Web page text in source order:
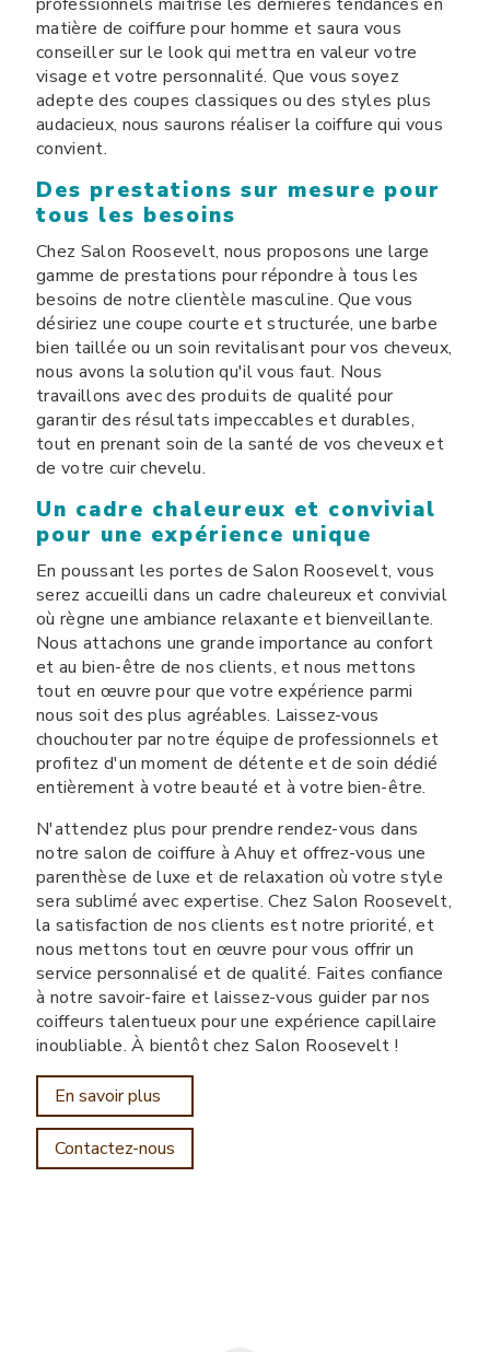
matière de coiffure pour homme et saura vous
conseiller sur le look qui mettra en valeur votre
visage et votre personnalité. Que vous soyez
adepte des coupes classiques ou des styles plus
audacieux, nous saurons réaliser la coiffure qui vous
convient.
Des prestations sur mesure pour
tous les besoins
Chez Salon Roosevelt, nous proposons une large
gamme de prestations pour répondre à tous les
besoins de notre clientèle masculine. Que vous
désiriez une coupe courte et structurée, une barbe
bien taillée ou un soin revitalisant pour vos cheveux,
nous avons la solution qu'il vous faut. Nous
travaillons avec des produits de qualité pour
garantir des résultats impeccables et durables,
tout en prenant soin de la santé de vos cheveux et
de votre cuir chevelu.
Un cadre chaleureux et convivial
pour une expérience unique
En poussant les portes de Salon Roosevelt, vous
serez accueilli dans un cadre chaleureux et convivial
où règne une ambiance relaxante et bienveillante.
Nous attachons une grande importance au confort
et au bien-être de nos clients, et nous mettons
tout en œuvre pour que votre expérience parmi
nous soit des plus agréables. Laissez-vous
chouchouter par notre équipe de professionnels et
profitez d'un moment de détente et de soin dédié
entièrement à votre beauté et à votre bien-être.
N'attendez plus pour prendre rendez-vous dans
notre salon de coiffure à Ahuy et offrez-vous une
parenthèse de luxe et de relaxation où votre style
sera sublimé avec expertise. Chez Salon Roosevelt,
la satisfaction de nos clients est notre priorité, et
nous mettons tout en œuvre pour vous offrir un
service personnalisé et de qualité. Faites confiance
à notre savoir-faire et laissez-vous guider par nos
coiffeurs talentueux pour une expérience capillaire
inoubliable. À bientôt chez Salon Roosevelt !
En savoir plus
Contactez-nous